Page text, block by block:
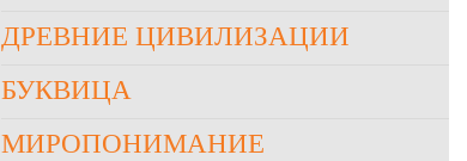
ДРЕВНИЕ ЦИВИЛИЗАЦИИ
БУКВИЦА
МИРОПОНИМАНИЕ